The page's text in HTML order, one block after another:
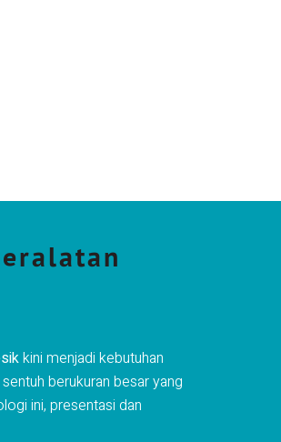
kini menjadi kebutuhan
berukuran besar yang
ini, presentasi dan